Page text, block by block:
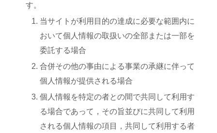
す。
当サイトが利用目的の達成に必要な範囲内に
おいて個人情報の取扱いの全部または一部を
委託する場合
合併その他の事由による事業の承継に伴って
個人情報が提供される場合
個人情報を特定の者との間で共同して利用す
る場合であって，その旨並びに共同して利用
される個人情報の項目，共同して利用する者